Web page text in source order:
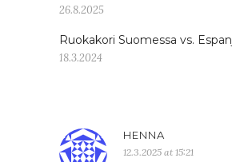
26.8.2025
Ruokakori Suomessa vs.
18.3.2024
HENNA
12.3.2025 at 15:21